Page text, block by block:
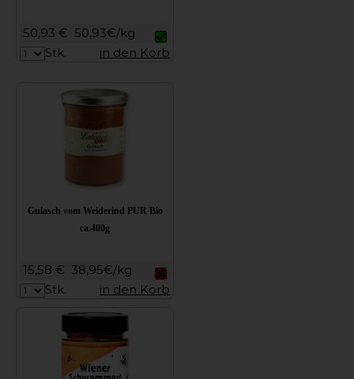
50,93 € 50,93€/kg
Stk.
in den Korb
Gulasch vom Weiderind PUR Bio
ca.400g
15,58 € 38,95€/kg
Stk.
in den Korb